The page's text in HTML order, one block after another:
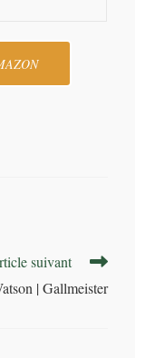
suivant
| Gallmeister